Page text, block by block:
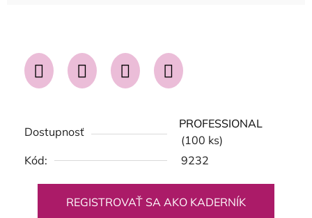
Dostupnosť
PROFESSIONAL
(100 ks)
Kód:
9232
REGISTROVAŤ SA AKO KADERNÍK